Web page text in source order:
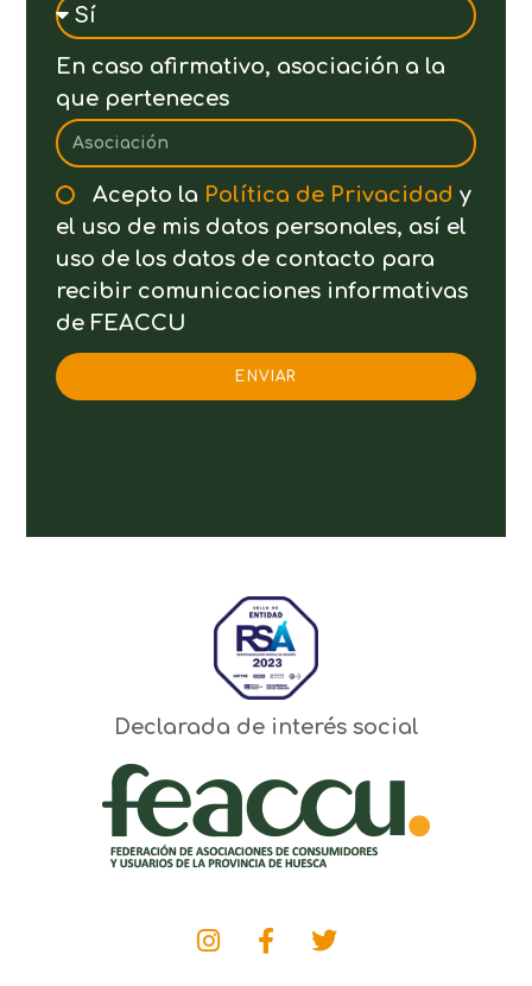
En caso afirmativo, asociación a la
que perteneces
Acepto la Política de Privacidad y
el uso de mis datos personales, así el
uso de los datos de contacto para
recibir comunicaciones informativas
de FEACCU
ENVIAR
Declarada de interés social